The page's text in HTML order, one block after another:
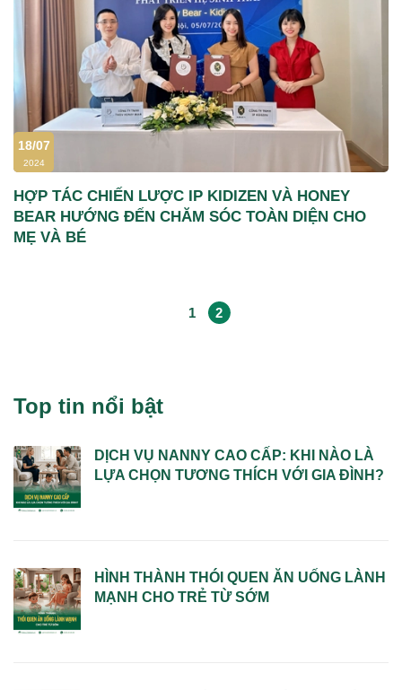
18/07
2024
HỢP TÁC CHIẾN LƯỢC IP KIDIZEN VÀ HONEY
BEAR HƯỚNG ĐẾN CHĂM SÓC TOÀN DIỆN CHO
MẸ VÀ BÉ
1 2
Top tin nổi bật
DỊCH VỤ NANNY CAO CẤP: KHI NÀO LÀ
LỰA CHỌN TƯƠNG THÍCH VỚI GIA ĐÌNH?
HÌNH THÀNH THÓI QUEN ĂN UỐNG LÀNH
MẠNH CHO TRẺ TỪ SỚM